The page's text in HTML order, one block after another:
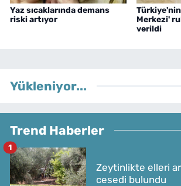
Yaz sıcaklarında demans
riski artıyor
Merkezi'
verildi
Yükleniyor...
Trend Haberler
Zeytinlikte elleri
cesedi bulundu
1